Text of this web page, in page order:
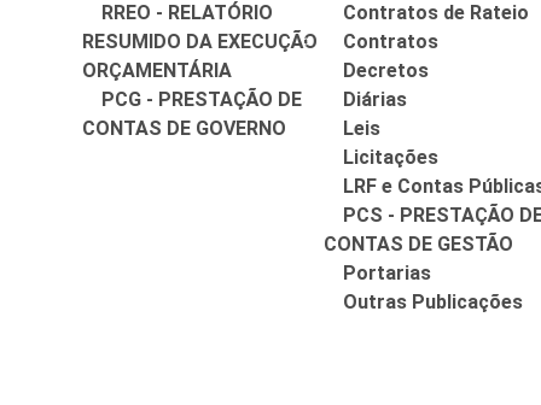
RREO - RELATÓRIO
RESUMIDO DA EXECUÇÃO
ORÇAMENTÁRIA
PCG - PRESTAÇÃO DE
CONTAS DE GOVERNO
Contratos de Rateio
Contratos
Decretos
Diárias
Leis
Licitações
LRF e Contas
PCS - PRESTAÇÃO
CONTAS DE GESTÃO
Portarias
Outras Publicações